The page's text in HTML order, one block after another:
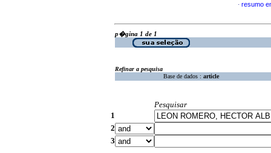
· resumo
p�gina 1 de 1
Refinar a pesquisa
Base de dados : article
Pesquisar
1
2
3